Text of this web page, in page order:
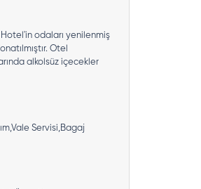
odaları yenilenmiş
Otel
alkolsüz içecekler
Servisi,Bagaj